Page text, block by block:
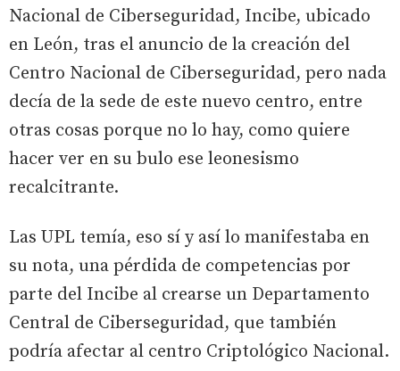
Nacional de Ciberseguridad, Incibe, ubicado
en León, tras el anuncio de la creación del
Centro Nacional de Ciberseguridad, pero nada
decía de la sede de este nuevo centro, entre
otras cosas porque no lo hay, como quiere
hacer ver en su bulo ese leonesismo
recalcitrante.
Las UPL temía, eso sí y así lo manifestaba en
su nota, una pérdida de competencias por
parte del Incibe al crearse un Departamento
Central de Ciberseguridad, que también
podría afectar al centro Criptológico Nacional.